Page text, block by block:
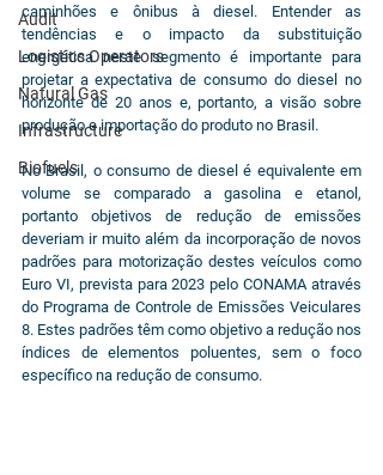
Audit
Logistics Operators
Natural Gas
Infrastructure
Biofuels
caminhões e ônibus à diesel. Entender as
tendências e o impacto da substituição
energética neste segmento é importante para
projetar a expectativa de consumo do diesel no
horizonte de 20 anos e, portanto, a visão sobre
produção e importação do produto no Brasil.
No Brasil, o consumo de diesel é equivalente em
volume se comparado a gasolina e etanol,
portanto objetivos de redução de emissões
deveriam ir muito além da incorporação de novos
padrões para motorização destes veículos como
Euro VI, prevista para 2023 pelo CONAMA através
do Programa de Controle de Emissões Veiculares
8. Estes padrões têm como objetivo a redução nos
índices de elementos poluentes, sem o foco
específico na redução de consumo.